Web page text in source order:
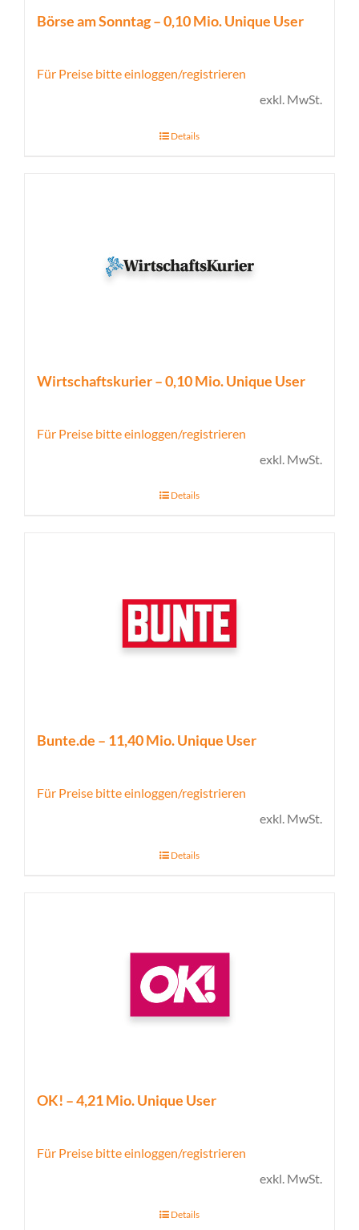
Börse am Sonntag – 0,10 Mio. Unique User
Für Preise bitte einloggen/registrieren
exkl. MwSt.
Details
Wirtschaftskurier – 0,10 Mio. Unique User
Für Preise bitte einloggen/registrieren
exkl. MwSt.
Details
Bunte.de – 11,40 Mio. Unique User
Für Preise bitte einloggen/registrieren
exkl. MwSt.
Details
OK! – 4,21 Mio. Unique User
Für Preise bitte einloggen/registrieren
exkl. MwSt.
Details